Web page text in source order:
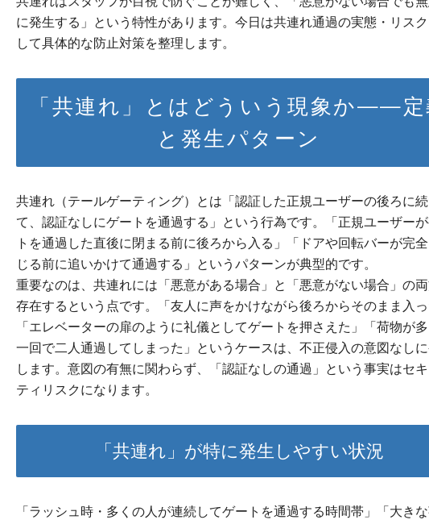
に発生する」という特性があります。今日は共連れ通過の実態・リス
して具体的な防止対策を整理します。
「共連れ」とはどういう現象か——定
と発生パターン
共連れ（テールゲーティング）とは「認証した正規ユーザーの後ろに
て、認証なしにゲートを通過する」という行為です。「正規ユーザー
トを通過した直後に閉まる前に後ろから入る」「ドアや回転バーが完
じる前に追いかけて通過する」というパターンが典型的です。
重要なのは、共連れには「悪意がある場合」と「悪意がない場合」の
存在するという点です。「友人に声をかけながら後ろからそのまま入っ
「エレベーターの扉のように礼儀としてゲートを押さえた」「荷物が
一回で二人通過してしまった」というケースは、不正侵入の意図なし
します。意図の有無に関わらず、「認証なしの通過」という事実はセキ
ティリスクになります。
「共連れ」が特に発生しやすい状況
「ラッシュ時・多くの人が連続してゲートを通過する時間帯」「大き